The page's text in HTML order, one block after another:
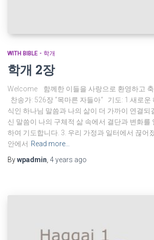
WITH BIBLE - 학개
학개 2장
Welcome 함께한 이들을 사랑으로 환영하고
찬송가: 526장 “목마른 자들아“ 기도: 1.새로운
식인 하나님 말씀과 나의 삶이 더 가까이 연결되
신 말씀이 나의 구체적 삶 속에서 결단과 변화를
하여 기도합니다. 3. 우리 가정과 일터에서 끊어
안에서 Read more…
Bywpadmin 4 years ago